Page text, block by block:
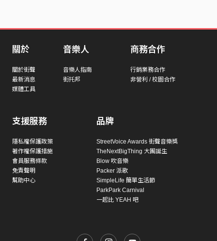
關於
關於街聲
最新消息
媒體工具
音樂人
音樂人指南
街托邦
商務合作
行銷業務合作
非營利 / 校園合作
支援服務
隱私權保護政策
著作權保護措施
會員服務條款
免責聲明
幫助中心
品牌
StreetVoice Awards 街聲音樂獎
TheNextBigThing 大團誕生
Blow 吹音樂
Packer 派歌
SimpleLife 簡單生活節
ParkPark Carnival
一起比 YEAH 吧